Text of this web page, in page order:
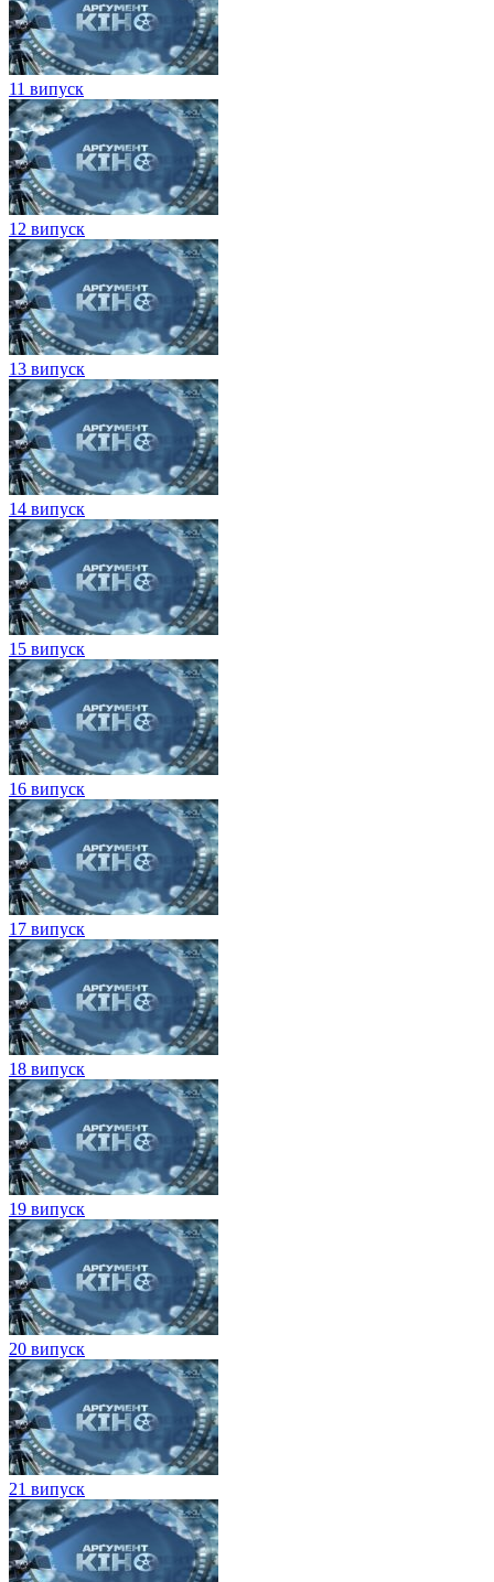
11 випуск
12 випуск
13 випуск
14 випуск
15 випуск
16 випуск
17 випуск
18 випуск
19 випуск
20 випуск
21 випуск